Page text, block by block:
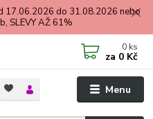
17.06.2026 do 31.08.2026 nebo
SLEVY AŽ 61%
Menu
0 ks
za 0 Kč